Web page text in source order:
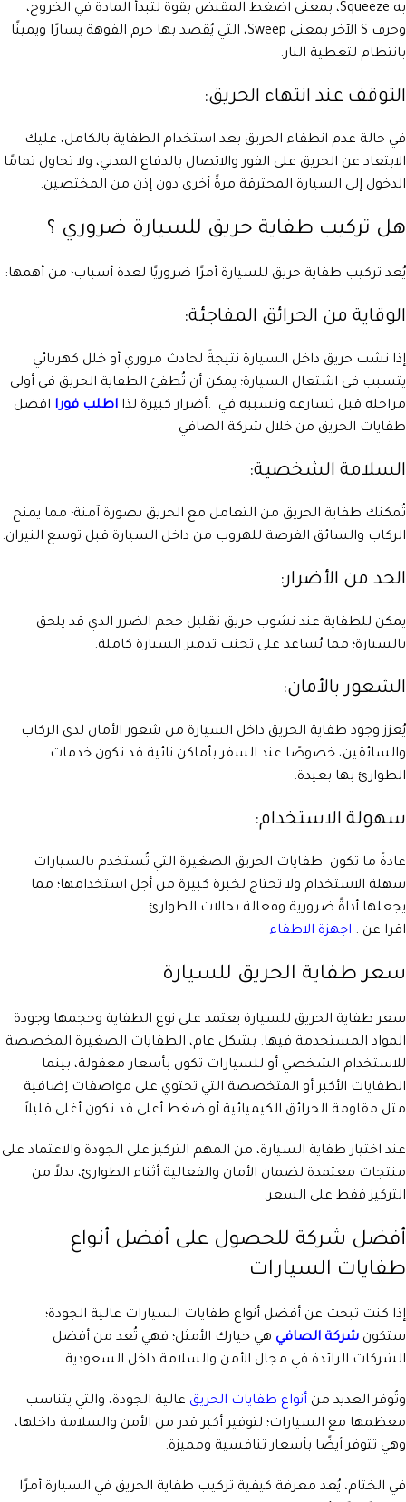
به Squeeze، بمعنى اضغط المقبض بقوة لتبدأ المادة في الخروج،
وحرف S الآخر بمعنى Sweep، التي يُقصد بها حرم الفوهة يسارًا ويمينًا
بانتظام لتغطية النار.
التوقف عند انتهاء الحريق:
في حالة عدم انطفاء الحريق بعد استخدام الطفاية بالكامل، عليك
الابتعاد عن الحريق على الفور والاتصال بالدفاع المدني، ولا تحاول تمامًا
الدخول إلى السيارة المحترقة مرةً أخرى دون إذن من المختصين.
هل تركيب طفاية حريق للسيارة ضروري ؟
يُعد تركيب طفاية حريق للسيارة أمرًا ضروريًا لعدة أسباب؛ من أهمها:
الوقاية من الحرائق المفاجئة:
إذا نشب حريق داخل السيارة نتيجةً لحادث مروري أو خلل كهربائي
يتسبب في اشتعال السيارة؛ يمكن أن تُطفئ الطفاية الحريق في أولى
مراحله قبل تسارعه وتسببه في .أضرار كبيرة لذا اطلب فورا افضل
طفايات الحريق من خلال شركة الصافي
السلامة الشخصية:
تُمكنك طفاية الحريق من التعامل مع الحريق بصورة آمنة؛ مما يمنح
الركاب والسائق الفرصة للهروب من داخل السيارة قبل توسع النيران.
الحد من الأضرار:
يمكن للطفاية عند نشوب حريق تقليل حجم الضرر الذي قد يلحق
بالسيارة؛ مما يُساعد على تجنب تدمير السيارة كاملة.
الشعور بالأمان:
يُعزز وجود طفاية الحريق داخل السيارة من شعور الأمان لدى الركاب
والسائقين، خصوصًا عند السفر بأماكن نائية قد تكون خدمات
الطوارئ بها بعيدة.
سهولة الاستخدام:
عادةً ما تكون طفايات الحريق الصغيرة التي تُستخدم بالسيارات
سهلة الاستخدام ولا تحتاج لخبرة كبيرة من أجل استخدامها؛ مما
يجعلها أداةً ضرورية وفعالة بحالات الطوارئ.
اقرا عن : اجهزة الاطفاء
سعر طفاية الحريق للسيارة
سعر طفاية الحريق للسيارة يعتمد على نوع الطفاية وحجمها وجودة
المواد المستخدمة فيها. بشكل عام، الطفايات الصغيرة المخصصة
للاستخدام الشخصي أو للسيارات تكون بأسعار معقولة، بينما
الطفايات الأكبر أو المتخصصة التي تحتوي على مواصفات إضافية
مثل مقاومة الحرائق الكيميائية أو ضغط أعلى قد تكون أغلى قليلاً.
عند اختيار طفاية السيارة، من المهم التركيز على الجودة والاعتماد على
منتجات معتمدة لضمان الأمان والفعالية أثناء الطوارئ، بدلاً من
التركيز فقط على السعر.
أفضل شركة للحصول على أفضل أنواع
طفايات السيارات
إذا كنت تبحث عن أفضل أنواع طفايات السيارات عالية الجودة؛
ستكون شركة الصافي هي خيارك الأمثل؛ فهي تُعد من أفضل
الشركات الرائدة في مجال الأمن والسلامة داخل السعودية.
وتُوفر العديد من أنواع طفايات الحريق عالية الجودة، والتي يتناسب
معظمها مع السيارات؛ لتوفير أكبر قدر من الأمن والسلامة داخلها،
وهي تتوفر أيضًا بأسعار تنافسية ومميزة.
في الختام، يُعد معرفة كيفية تركيب طفاية الحريق في السيارة أمرًا